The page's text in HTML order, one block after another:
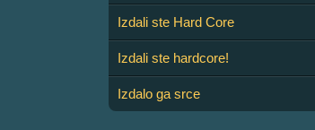
Izdali ste Hard Core
Izdali ste hardcore!
Izdalo ga srce